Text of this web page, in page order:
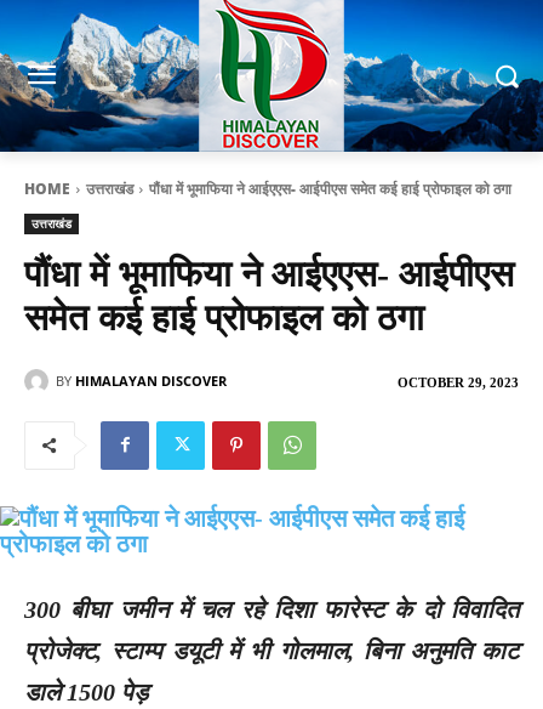
HOME उत्तराखंड पौंधा में भूमाफिया ने आईएएस- आईपीएस समेत कई हाई प्रोफाइल को ठगा
उत्तराखंड
पौंधा में भूमाफिया ने आईएएस- आईपीएस
समेत कई हाई प्रोफाइल को ठगा
OCTOBER 29, 2023
BY HIMALAYAN DISCOVER
300 बीघा जमीन में चल रहे दिशा फारेस्ट के दो विवादित
प्रोजेक्ट, स्टाम्प डयूटी में भी गोलमाल, बिना अनुमति काट
डाले 1500 पेड़